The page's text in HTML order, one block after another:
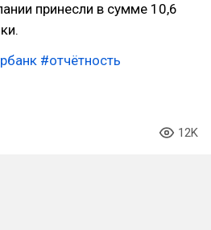
принесли в сумме 10,6
#отчётность
12K